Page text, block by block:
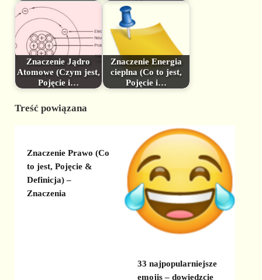
Znaczenie Jądro
Atomowe (Czym jest,
Pojęcie i…
Znaczenie Energia
cieplna (Co to jest,
Pojęcie i…
Treść powiązana
Znaczenie Prawo (Co
to jest, Pojęcie &
Definicja) –
Znaczenia
33 najpopularniejsze
emojis – dowiedzcie